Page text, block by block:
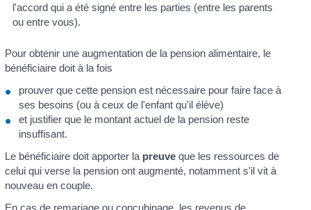
l'accord qui a été signé entre les parties (entre les parents
ou entre vous).
Pour obtenir une augmentation de la pension alimentaire, le
bénéficiaire doit à la fois
prouver que cette pension est nécessaire pour faire face à
ses besoins (ou à ceux de l'enfant qu'il élève)
et justifier que le montant actuel de la pension reste
insuffisant.
Le bénéficiaire doit apporter la preuveque les ressources de
celui qui verse la pension ont augmenté, notamment s'il vit à
nouveau en couple.
En cas de remariage ou concubinage, les revenus de